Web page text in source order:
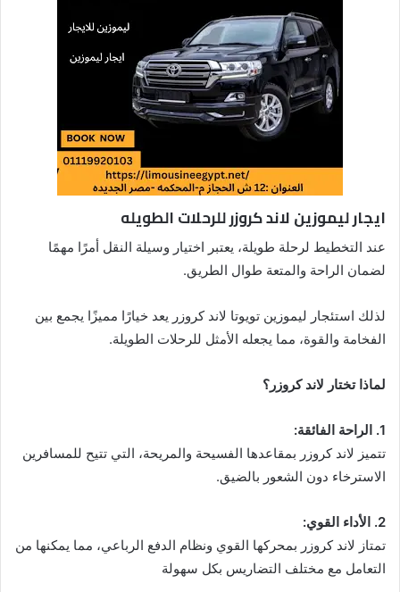
ايجار ليموزين لاند كروزر للرحلات الطويله
عند التخطيط لرحلة طويلة، يعتبر اختيار وسيلة النقل أمرًا مهمًا
لضمان الراحة والمتعة طوال الطريق.
لذلك استئجار ليموزين تويوتا لاند كروزر يعد خيارًا مميزًا يجمع بين
الفخامة والقوة، مما يجعله الأمثل للرحلات الطويلة.
لماذا تختار لاند كروزر؟
1. الراحة الفائقة:
تتميز لاند كروزر بمقاعدها الفسيحة والمريحة، التي تتيح للمسافرين
الاسترخاء دون الشعور بالضيق.
2. الأداء القوي:
تمتاز لاند كروزر بمحركها القوي ونظام الدفع الرباعي، مما يمكنها من
التعامل مع مختلف التضاريس بكل سهولة